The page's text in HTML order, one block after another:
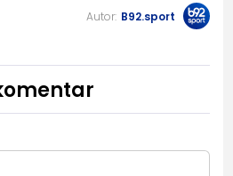
Autor: B92.sport